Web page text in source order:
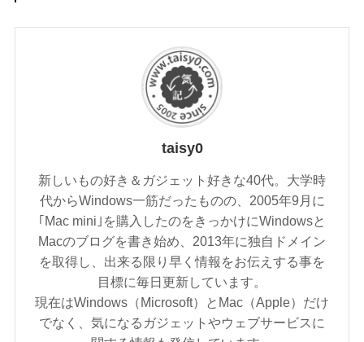
taisy0
新しいもの好き＆ガジェット好きな40代。大学時
代からWindows一筋だったものの、2005年9月に
｢Mac mini｣を購入したのをきっかけにWindowsと
Macのブログを書き始め、2013年に独自ドメイン
を取得し、出来る限り早く情報をお伝えする事を
目標に毎日更新しています。
現在はWindows（Microsoft）とMac（Apple）だけ
でなく、気になるガジェットやウェブサービスに